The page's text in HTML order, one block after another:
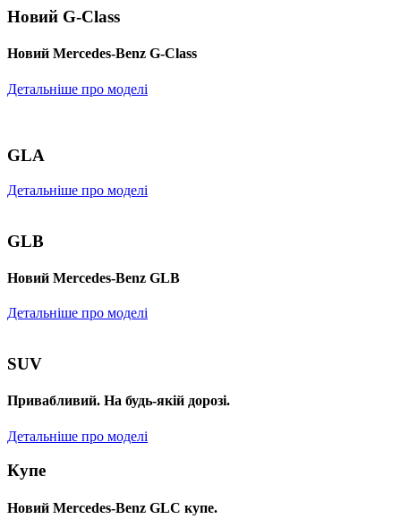
Новий G-Class
Новий Mercedes-Benz G-Class
Детальніше про моделі
GLA
Детальніше про моделі
GLB
Новий Mercedes-Benz GLB
Детальніше про моделі
SUV
Привабливий. На будь-якій дорозі.
Детальніше про моделі
Купе
Новий Mercedes-Benz GLС купе.